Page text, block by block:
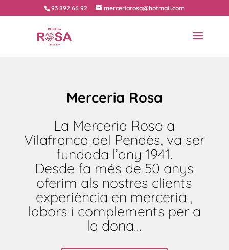
93 892 66 92 merceriarosa@hotmail.com
Merceria Rosa
La Merceria Rosa a
Vilafranca del Pendès, va ser
fundada l’any 1941.
Desde fa més de 50 anys
oferim als nostres clients
experiència en merceria ,
labors i complements per a
la dona…